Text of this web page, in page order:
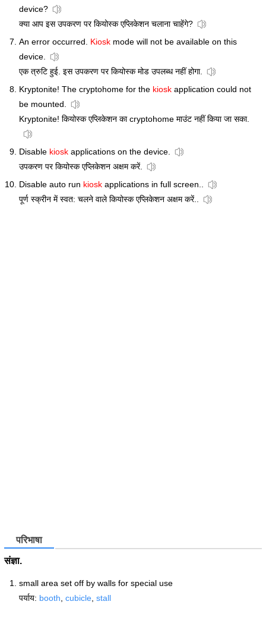
device?
क्या आप इस उपकरण पर कियोस्क एप्लिकेशन चलाना चाहेंगे?
An error occurred. Kiosk mode will not be available on this
device.
एक त्रुटि हुई. इस उपकरण पर कियोस्क मोड उपलब्ध नहीं होगा.
Kryptonite! The cryptohome for the kiosk application could not
be mounted.
Kryptonite! कियोस्क एप्लिकेशन का cryptohome माउंट नहीं किया जा सका.
Disable kiosk applications on the device.
उपकरण पर कियोस्क एप्लिकेशन अक्षम करें.
Disable auto run kiosk applications in full screen..
पूर्ण स्क्रीन में स्वत: चलने वाले कियोस्क एप्लिकेशन अक्षम करें..
परिभाषा
संज्ञा.
small area set off by walls for special use
पर्याय: booth cubicle stall